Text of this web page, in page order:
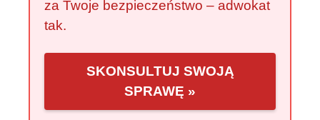
za Twoje bezpieczeństwo – adwokat
tak.
SKONSULTUJ SWOJĄ
SPRAWĘ »